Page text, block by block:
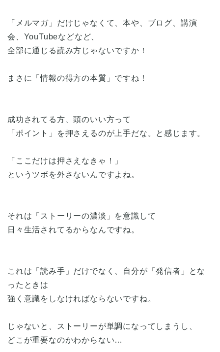
「メルマガ」だけじゃなくて、本や、ブログ、講演
会、YouTubeなどなど、
全部に通じる読み方じゃないですか！
まさに「情報の得方の本質」ですね！
成功されてる方、頭のいい方って
「ポイント」を押さえるのが上手だな。と感じます。
「ここだけは押さえなきゃ！」
というツボを外さないんですよね。
それは「ストーリーの濃淡」を意識して
日々生活されてるからなんですね。
これは「読み手」だけでなく、自分が「発信者」とな
ったときは
強く意識をしなければならないですね。
じゃないと、ストーリーが単調になってしまうし、
どこが重要なのかわからない…